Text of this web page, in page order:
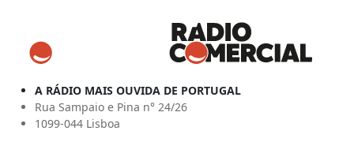
A RÁDIO MAIS OUVIDA DE PORTUGAL
Rua Sampaio e Pina n° 24/26
1099-044 Lisboa